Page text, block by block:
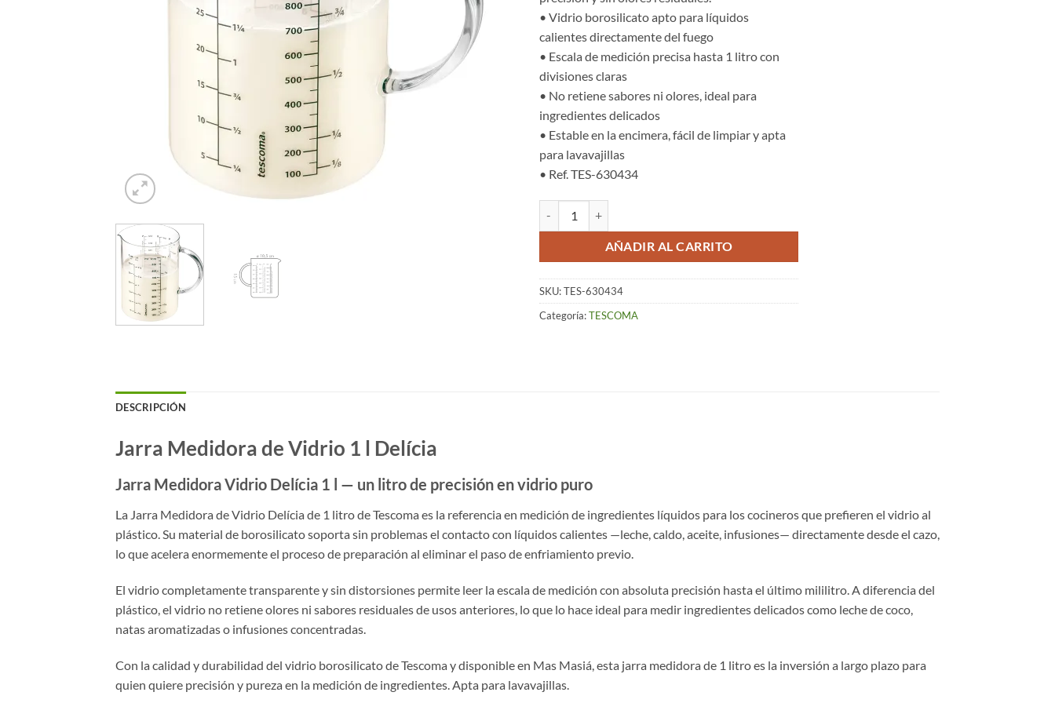
• Vidrio borosilicato apto para líquidos
calientes directamente del fuego
• Escala de medición precisa hasta 1 litro con
divisiones claras
• No retiene sabores ni olores, ideal para
ingredientes delicados
• Estable en la encimera, fácil de limpiar y apta
para lavavajillas
• Ref. TES-630434
AÑADIR AL CARRITO
SKU:TES-630434
Categoría:TESCOMA
DESCRIPCIÓN
Jarra Medidora de Vidrio 1 l Delícia
Jarra Medidora Vidrio Delícia 1 l — un litro de precisión en vidrio puro
La Jarra Medidora de Vidrio Delícia de 1 litro de Tescoma es la referencia en medición de ingredientes líquidos para los cocineros que prefieren el vidrio al
plástico. Su material de borosilicato soporta sin problemas el contacto con líquidos calientes —leche, caldo, aceite, infusiones— directamente desde el cazo,
lo que acelera enormemente el proceso de preparación al eliminar el paso de enfriamiento previo.
El vidrio completamente transparente y sin distorsiones permite leer la escala de medición con absoluta precisión hasta el último mililitro. A diferencia del
plástico, el vidrio no retiene olores ni sabores residuales de usos anteriores, lo que lo hace ideal para medir ingredientes delicados como leche de coco,
natas aromatizadas o infusiones concentradas.
Con la calidad y durabilidad del vidrio borosilicato de Tescoma y disponible en Mas Masiá, esta jarra medidora de 1 litro es la inversión a largo plazo para
quien quiere precisión y pureza en la medición de ingredientes. Apta para lavavajillas.